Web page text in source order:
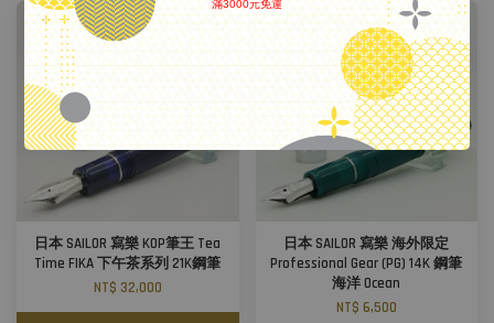
滿3000元免運
日本 SAILOR 寫樂 KOP筆王 Tea
Time FIKA 下午茶系列 21K鋼筆
NT$ 32,000
日本 SAILOR 寫樂 海外限定
Professional Gear (PG) 14K 鋼筆
海洋 Ocean
NT$ 6,500